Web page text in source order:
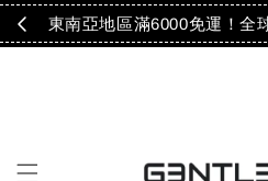
！ 東南亞地區滿6000免運！全